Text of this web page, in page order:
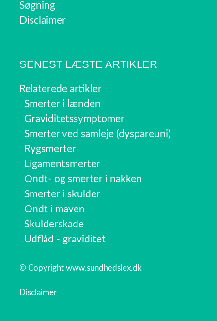
Søgning
Disclaimer
SENEST LÆSTE ARTIKLER
Relaterede artikler
Smerter i lænden
Graviditetssymptomer
Smerter ved samleje (dyspareuni)
Rygsmerter
Ligamentsmerter
Ondt- og smerter i nakken
Smerter i skulder
Ondt i maven
Skulderskade
Udflåd - graviditet
© Copyright www.sundhedslex.dk
Disclaimer